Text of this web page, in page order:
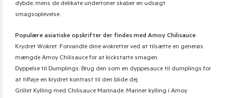
dybde, mens de delikate undertoner skaber en udsøgt
smagsoplevelse.
Populære asiatiske opskrifter der findes med Amoy Chilisauce
Krydret Wokret: Forvandle dine wokretter ved at tilsætte en generøs
mængde Amoy Chilisauce for at kickstarte smagen.
Dyppelse til Dumplings: Brug den som en dyppesauce til dumplings for
at tilføje en krydret kontrast til den blide dej.
Grillet Kylling med Chilisauce Marinade: Mariner kylling i Amoy